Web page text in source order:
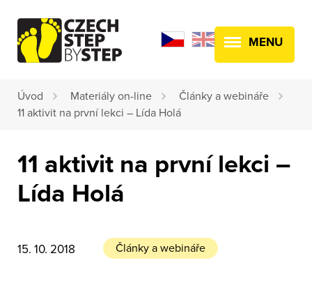
MENU
Úvod Materiály on-line
Články a webináře
11 aktivit na první lekci – Lída Holá
11 aktivit na první lekci –
Lída Holá
15. 10. 2018 Články a webináře